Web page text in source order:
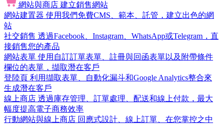
網站與商店 建立銷售網站
網站建置器 使用我們免費CMS、範本、託管，建立出色的網
站
社交銷售 透過Facebook、Instagram、WhatsApp或Telegram，直
接銷售您的產品
網站表單 使用自訂訂單表單、註冊與回函表單以及附帶條件
欄位的表單，擷取潛在客戶
登陸頁 利用擷取表單、自動化漏斗和Google Analytics整合來
生成潛在客戶
線上商店 透過庫存管理、訂單處理、配送和線上付款，最大
幅度提高電子商務效率
行動網站與線上商店 回應式設計、線上訂單、在您掌控之中